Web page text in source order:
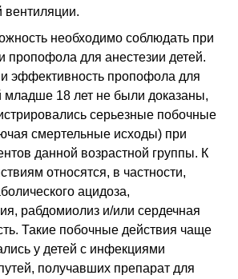
вентиляции.
необходимо соблюдать при
пропофола для анестезии детей.
и эффективность пропофола для
младше 18 лет не были доказаны,
серьезные побочные
смертельные исходы) при
данной возрастной группы. К
относятся, в частности,
ацидоза,
рабдомиолиз и/или сердечная
Такие побочные действия чаще
у детей с инфекциями
получавших препарат для